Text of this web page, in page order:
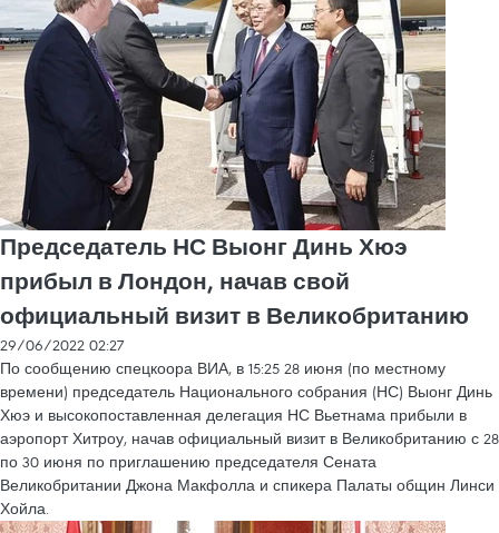
Председатель НС Выонг Динь Хюэ
прибыл в Лондон, начав свой
официальный визит в Великобританию
29/06/2022 02:27
По сообщению спецкоора ВИА, в 15:25 28 июня (по местному
времени) председатель Национального собрания (НС) Выонг Динь
Хюэ и высокопоставленная делегация НС Вьетнама прибыли в
аэропорт Хитроу, начав официальный визит в Великобританию с 28
по 30 июня по приглашению председателя Сената
Великобритании Джона Макфолла и спикера Палаты общин Линси
Хойла.